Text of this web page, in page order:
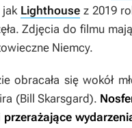
jak Lighthouse z 2019
Zdjęcia do filmu
Niemcy.
obracała się wokół
(Bill Skarsgard).